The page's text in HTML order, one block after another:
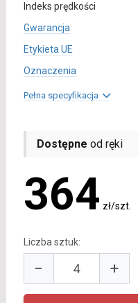
Indeks prędkości
Gwarancja
Etykieta UE
Oznaczenia
Pełna specyfikacja
Dostępne od ręki
364 zł/szt.
Liczba sztuk:
− +